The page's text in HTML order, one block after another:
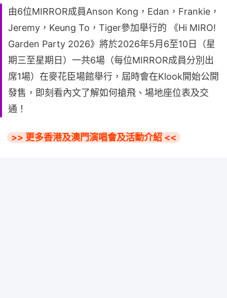
由6位MIRROR成員Anson Kong，Edan，Frankie，
Jeremy，Keung To，Tiger參加舉行的 《Hi MIRO!
Garden Party 2026》將於2026年5月6至10日（星
期三至星期日）一共6場（每位MIRROR成員分別出
席1場）在麥花臣場館舉行，屆時會在Klook開始公開
發售，即刻看內文了解如何搶飛、場地座位表及交
通！
>> 更多香港及澳門演唱會及活動介紹 <<